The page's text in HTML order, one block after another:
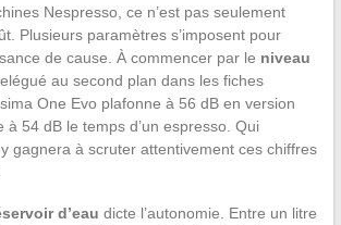
Nespresso, ce n’est pas seulement
Plusieurs paramètres s’imposent pour
de cause. À commencer par le niveau
au second plan dans les fiches
One Evo plafonne à 56 dB en version
à 54 dB le temps d’un espresso. Qui
gagnera à scruter attentivement ces chiffres
d’eau dicte l’autonomie. Entre un litre